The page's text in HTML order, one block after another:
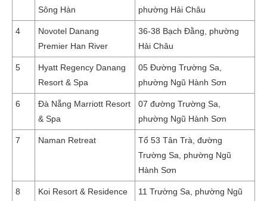
Sông Hàn
phường Hải Châu
4
Novotel Danang
Premier Han River
36-38 Bạch Đằng, phường
Hải Châu
5
Hyatt Regency Danang
Resort & Spa
05 Đường Trường Sa,
phường Ngũ Hành Sơn
6
Đà Nẵng Marriott Resort
& Spa
07 đường Trường Sa,
phường Ngũ Hành Sơn
7 Naman Retreat
Tổ 53 Tân Trà, đường
Trường Sa, phường Ngũ
Hành Sơn
8
Koi Resort & Residence
11 Trường Sa, phường Ngũ